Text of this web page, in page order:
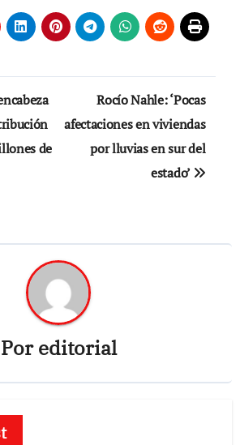
de
Rocío Nahle: ‘Pocas
afectaciones en viviendas
por lluvias en sur del
estado’
Poreditorial